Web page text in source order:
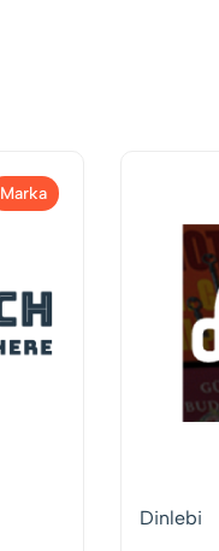
Marka
Dinlebi